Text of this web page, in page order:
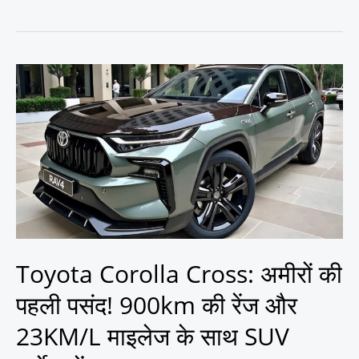
Toyota Corolla Cross: अमीरों की
पहली पसंद! 900km की रेंज और
23KM/L माइलेज के साथ SUV
Toyota
Corolla
Cross:
अमीरों
की
पहली
पसंद!
900km
की
और
23KM/L
माइलेज
साथ